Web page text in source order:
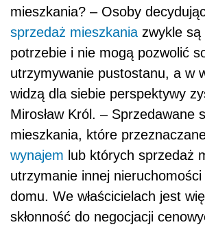
mieszkania? – Osoby
sprzedaż mieszkania zwykle są
potrzebie i nie mogą pozwolić
utrzymywanie pustostanu, a w
widzą dla siebie perspektywy
Mirosław Król. – Sprzedawane
mieszkania, które
wynajem lub których sprzedaż
utrzymanie innej
domu. We właścicielach jest
skłonność do negocjacji